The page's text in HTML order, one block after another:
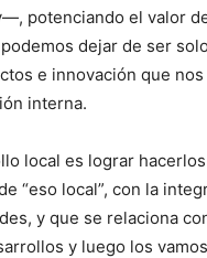
potenciando el valor
dejar de ser
e innovación que
interna.
local es lograr
“eso local”, con la
y que se relaciona
y luego los